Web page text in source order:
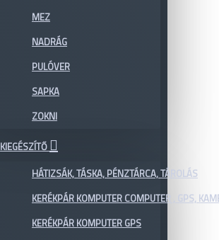
MEZ
NADRÁG
PULÓVER
SAPKA
ZOKNI
KIEGÉSZÍTŐ
HÁTIZSÁK, TÁSKA, PÉNZTÁRCA, TÁROLÁS
KERÉKPÁR KOMPUTER COMPUTER , GPS,
KERÉKPÁR KOMPUTER GPS